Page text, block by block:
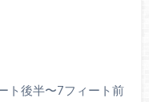
ト後半〜7フィート前